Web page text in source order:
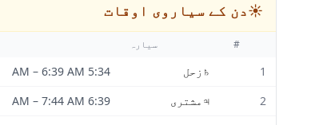
☀️دن کے سیاروی اوقات
# سیارہ
1
♄ زحل 5:34 AM
– 6:39 AM
2
♃ مشتری 6:39 AM
– 7:44 AM